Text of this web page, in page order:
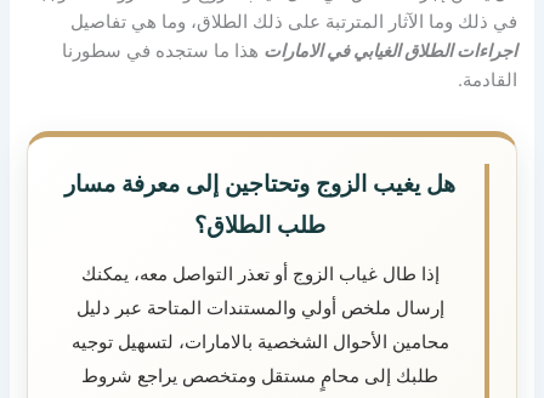
في ذلك وما الآثار المترتبة على ذلك الطلاق، وما هي تفاصيل
اجراءات الطلاق الغيابي في الامارات هذا ما ستجده في سطورنا
القادمة.
هل يغيب الزوج وتحتاجين إلى معرفة مسار
طلب الطلاق؟
إذا طال غياب الزوج أو تعذر التواصل معه، يمكنك
إرسال ملخص أولي والمستندات المتاحة عبر دليل
محامين الأحوال الشخصية بالامارات، لتسهيل توجيه
طلبك إلى محامٍ مستقل ومتخصص يراجع شروط